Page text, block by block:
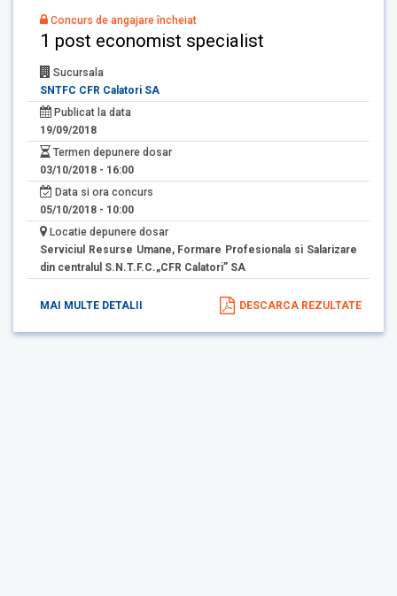
Concurs de angajare încheiat
1 post economist specialist
Sucursala
SNTFC CFR Calatori SA
Publicat la data
19/09/2018
Termen depunere dosar
03/10/2018 - 16:00
Data si ora concurs
05/10/2018 - 10:00
Locatie depunere dosar
Serviciul Resurse Umane, Formare Profesionala si Salarizare
din centralul S.N.T.F.C.„CFR Calatori” SA
MAI MULTE DETALII DESCARCA REZULTATE